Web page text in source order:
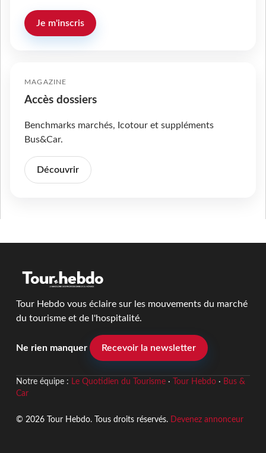
Je m'inscris
MAGAZINE
Accès dossiers
Benchmarks marchés, Icotour et suppléments
Bus&Car.
Découvrir
Tour Hebdo vous éclaire sur les mouvements du marché
du tourisme et de l'hospitalité.
Ne rien manquer Recevoir la newsletter
Notre équipe : Le Quotidien du Tourisme· Tour Hebdo· Bus &
Car
© 2026 Tour Hebdo. Tous droits réservés. Devenez annonceur